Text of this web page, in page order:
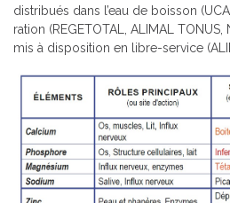
distribués dans l’eau de boisson
ration (REGETOTAL, ALIMAL TONUS,
mis à disposition en libre-service